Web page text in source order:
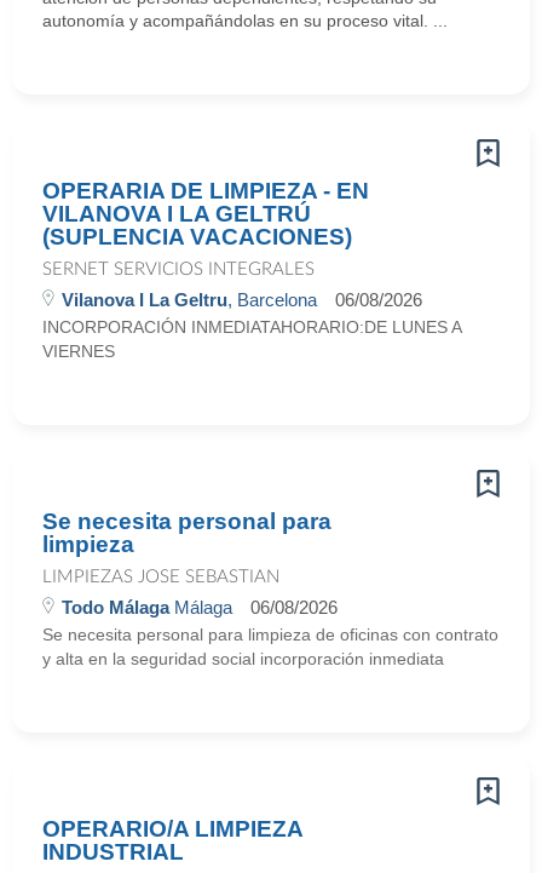
autonomía y acompañándolas en su proceso vital. ...
OPERARIA DE LIMPIEZA - EN
VILANOVA I LA GELTRÚ
(SUPLENCIA VACACIONES)
SERNET SERVICIOS INTEGRALES
Vilanova I La Geltru, Barcelona 06/08/2026
INCORPORACIÓN INMEDIATAHORARIO:DE LUNES A
VIERNES
Se necesita personal para
limpieza
LIMPIEZAS JOSE SEBASTIAN
Todo MálagaMálaga 06/08/2026
Se necesita personal para limpieza de oficinas con contrato
y alta en la seguridad social incorporación inmediata
OPERARIO/A LIMPIEZA
INDUSTRIAL